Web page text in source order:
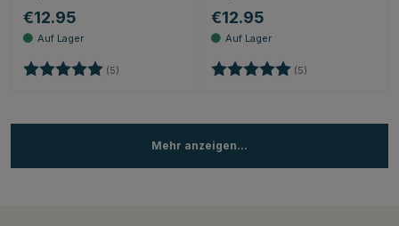
€12.95
Bewertung: (5)
€12.95
Bewertung: (5)
Mehr anzeigen...